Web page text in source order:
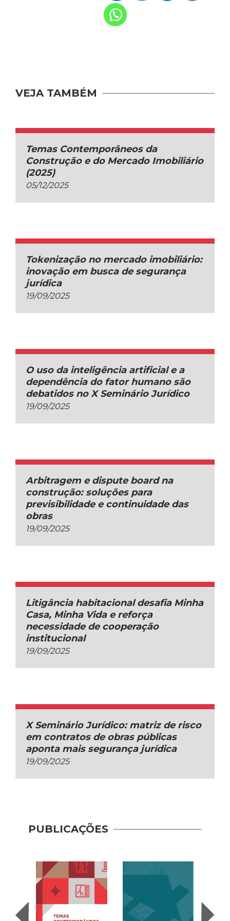
VEJA TAMBÉM
Temas Contemporâneos da
Construção e do Mercado Imobiliário
(2025)
05/12/2025
Tokenização no mercado imobiliário:
inovação em busca de segurança
jurídica
19/09/2025
O uso da inteligência artificial e a
dependência do fator humano são
debatidos no X Seminário Jurídico
19/09/2025
Arbitragem e dispute board na
construção: soluções para
previsibilidade e continuidade das
obras
19/09/2025
Litigância habitacional desafia Minha
Casa, Minha Vida e reforça
necessidade de cooperação
institucional
19/09/2025
X Seminário Jurídico: matriz de risco
em contratos de obras públicas
aponta mais segurança jurídica
19/09/2025
PUBLICAÇÕES